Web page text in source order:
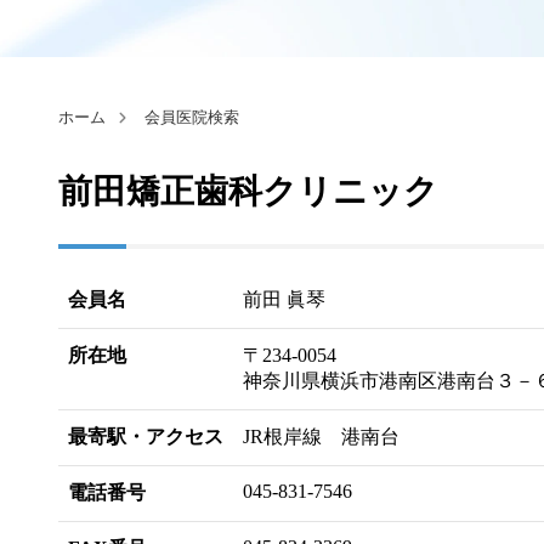
ホーム 会員医院検索
前田矯正歯科クリニック
会員名 前田 眞琴
所在地
〒234-0054
神奈川県横浜市港南区港南台３－
最寄駅・アクセス JR根岸線 港南台
電話番号 045-831-7546